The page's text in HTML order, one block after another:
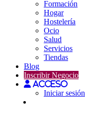
Formación
Hogar
Hostelería
Ocio
Salud
Servicios
Tiendas
Blog
Inscribir Negocio
Acceso
Iniciar sesión